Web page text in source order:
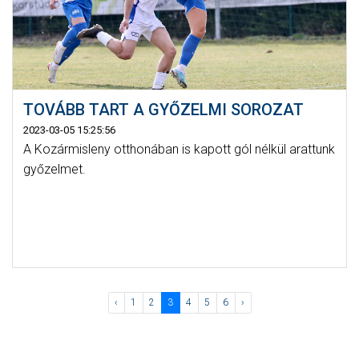
TOVÁBB TART A GYŐZELMI SOROZAT
2023-03-05 15:25:56
A Kozármisleny otthonában is kapott gól nélkül arattunk
győzelmet.
‹ 1 2 3 4 5 6 ›